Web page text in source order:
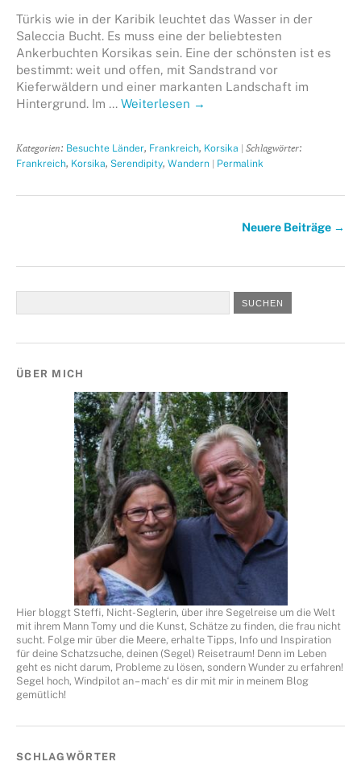
Türkis wie in der Karibik leuchtet das Wasser in der
Saleccia Bucht. Es muss eine der beliebtesten
Ankerbuchten Korsikas sein. Eine der schönsten ist es
bestimmt: weit und offen, mit Sandstrand vor
Kieferwäldern und einer markanten Landschaft im
Hintergrund. Im … Weiterlesen →
Kategorien: Besuchte Länder, Frankreich, Korsika | Schlagwörter:
Frankreich, Korsika, Serendipity, Wandern | Permalink
Neuere Beiträge →
ÜBER MICH
Hier bloggt Steffi, Nicht-Seglerin, über ihre Segelreise um die Welt
mit ihrem Mann Tomy und die Kunst, Schätze zu finden, die frau nicht
sucht. Folge mir über die Meere, erhalte Tipps, Info und Inspiration
für deine Schatzsuche, deinen (Segel) Reisetraum! Denn im Leben
geht es nicht darum, Probleme zu lösen, sondern Wunder zu erfahren!
Segel hoch, Windpilot an – mach‘ es dir mit mir in meinem Blog
gemütlich!
SCHLAGWÖRTER